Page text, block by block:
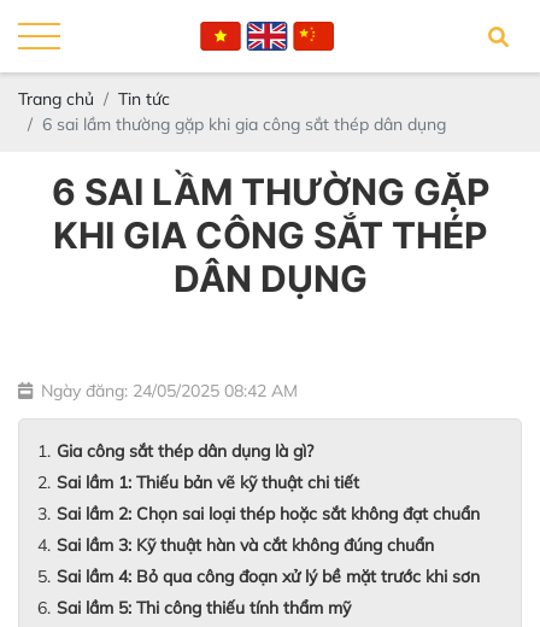
Trang chủ
Tin tức
6 sai lầm thường gặp khi gia công sắt thép dân dụng
6 SAI LẦM THƯỜNG GẶP
KHI GIA CÔNG SẮT THÉP
DÂN DỤNG
Ngày đăng: 24/05/2025 08:42 AM
Gia công sắt thép dân dụng là gì?
Sai lầm 1: Thiếu bản vẽ kỹ thuật chi tiết
Sai lầm 2: Chọn sai loại thép hoặc sắt không đạt chuẩn
Sai lầm 3: Kỹ thuật hàn và cắt không đúng chuẩn
Sai lầm 4: Bỏ qua công đoạn xử lý bề mặt trước khi sơn
Sai lầm 5: Thi công thiếu tính thẩm mỹ